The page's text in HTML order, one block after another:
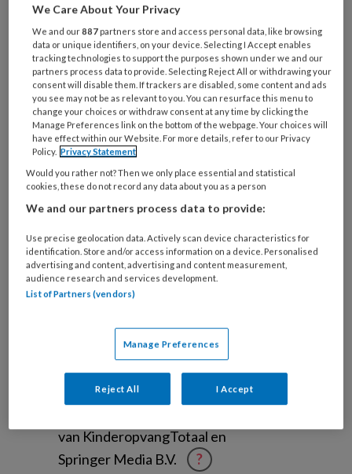
Wat
is
je
e-
mailadres?
* *
Kies
je
wachtwoord* *
Kies
je
functie *
Bij
organisatie
werk
je?
Untitled
Ontvang 2x per week de
KinderopvangTotaal nieuwsbrief
Ontvang iedere zondag het
Management Kinderopvang
Weekoverzicht
van KinderopvangTotaal en
Springer Media B.V.
?
We Care About Your Privacy
We and our887 partners store and access personal data, like browsing
data or unique identifiers, on your device. Selecting I Accept enables
tracking technologies to support the purposes shown under we and our
partners process data to provide. Selecting Reject All or withdrawing your
consent will disable them. If trackers are disabled, some content and ads
you see may not be as relevant to you. You can resurface this menu to
change your choices or withdraw consent at any time by clicking the
Manage Preferences link on the bottom of the webpage. Your choices will
have effect within our Website. For more details, refer to our Privacy
Policy. Privacy Statement
Would you rather not? Then we only place essential and statistical
cookies, these do not record any data about you as a person
We and our partners process data to provide:
Use precise geolocation data. Actively scan device characteristics for
identification. Store and/or access information on a device. Personalised
advertising and content, advertising and content measurement,
audience research and services development.
List of Partners (vendors)
Manage Preferences
Reject All I Accept